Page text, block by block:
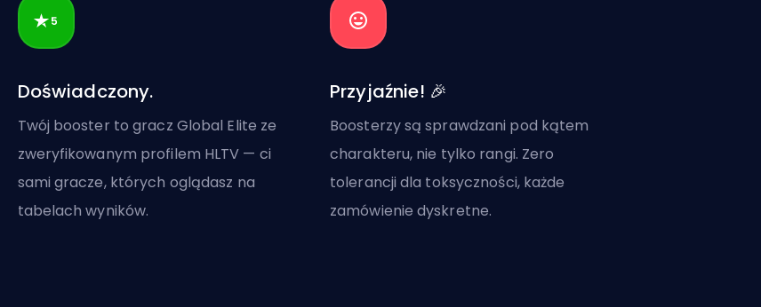
Doświadczony.
Twój booster to gracz Global Elite ze
zweryfikowanym profilem HLTV — ci
sami gracze, których oglądasz na
tabelach wyników.
Przyjaźnie! 🎉
Boosterzy są sprawdzani pod kątem
charakteru, nie tylko rangi. Zero
tolerancji dla toksyczności, każde
zamówienie dyskretne.